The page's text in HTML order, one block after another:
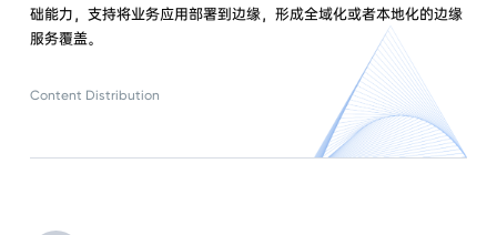
础能力，支持将业务应用部署到边缘，形成全域化或者本地化的边缘
服务覆盖。
Content Distribution